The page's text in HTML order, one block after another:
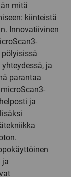
mitä
kiinteistä
Innovatiivinen
pölyisissä
ja
parantaa
ja
ja